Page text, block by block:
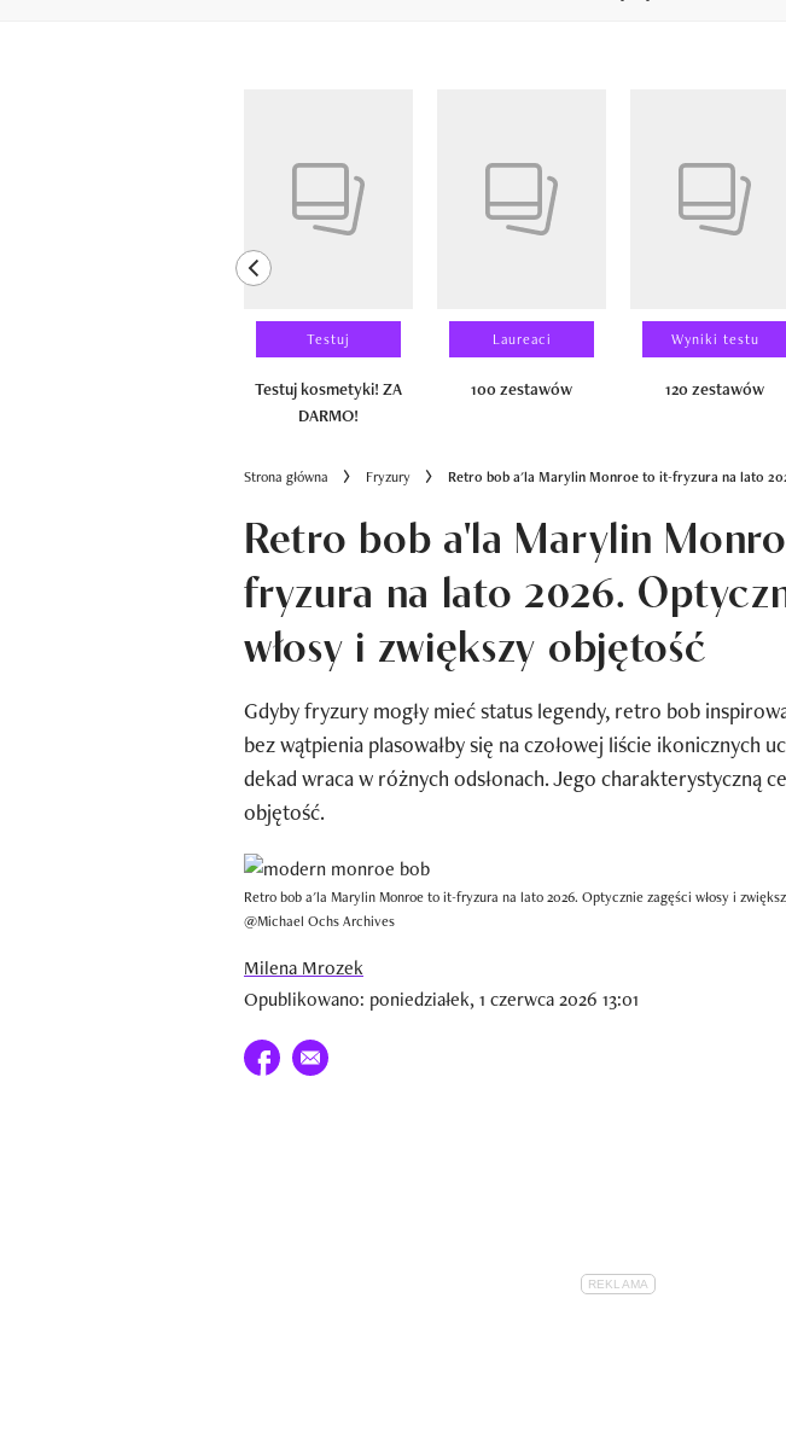
previous element
Testuj
Testuj kosmetyki! ZA
DARMO!
Laureaci
100 zestawów
Wyniki testu
120 zestawów
Strona główna Fryzury Retro bob a'la Marylin Monroe to it-fryzura na lato
Retro bob a'la Marylin
fryzura na lato 2026.
włosy i zwiększy objętość
Gdyby fryzury mogły mieć status legendy, retro bob
bez wątpienia plasowałby się na czołowej liście ikonicznych
dekad wraca w różnych odsłonach. Jego charakterystyczną
objętość.
Retro bob a'la Marylin Monroe to it-fryzura na lato 2026. Optycznie zagęści włosy i
@Michael Ochs Archives
Milena Mrozek
Opublikowano: poniedziałek, 1 czerwca 2026 13:01
Udostępnij na facebook
E-mail do przyjaciela